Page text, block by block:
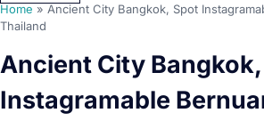
Home»Ancient City Bangkok, Spot
Thailand
Ancient City
Instagramable